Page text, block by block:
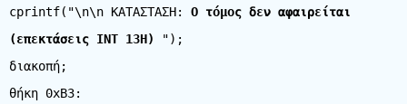
cprintf("\n\n ΚΑΤΑΣΤΑΣΗ: Ο τόμος δεν αφαιρείται
(επεκτάσεις INT 13H)
");
διακοπή;
θήκη 0xB3: